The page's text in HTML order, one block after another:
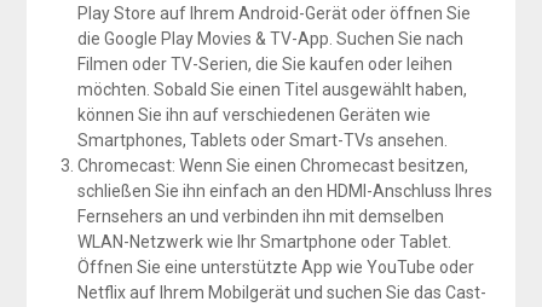
Play Store auf Ihrem Android-Gerät oder öffnen Sie
die Google Play Movies & TV-App. Suchen Sie nach
Filmen oder TV-Serien, die Sie kaufen oder leihen
möchten. Sobald Sie einen Titel ausgewählt haben,
können Sie ihn auf verschiedenen Geräten wie
Smartphones, Tablets oder Smart-TVs ansehen.
Chromecast: Wenn Sie einen Chromecast besitzen,
schließen Sie ihn einfach an den HDMI-Anschluss Ihres
Fernsehers an und verbinden ihn mit demselben
WLAN-Netzwerk wie Ihr Smartphone oder Tablet.
Öffnen Sie eine unterstützte App wie YouTube oder
Netflix auf Ihrem Mobilgerät und suchen Sie das Cast-